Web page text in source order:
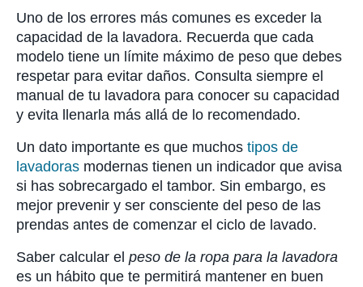
Uno de los errores más comunes es exceder la
capacidad de la lavadora. Recuerda que cada
modelo tiene un límite máximo de peso que debes
respetar para evitar daños. Consulta siempre el
manual de tu lavadora para conocer su capacidad
y evita llenarla más allá de lo recomendado.
Un dato importante es que muchos tipos de
lavadoras modernas tienen un indicador que avisa
si has sobrecargado el tambor. Sin embargo, es
mejor prevenir y ser consciente del peso de las
prendas antes de comenzar el ciclo de lavado.
Saber calcular el peso de la ropa para la lavadora
es un hábito que te permitirá mantener en buen